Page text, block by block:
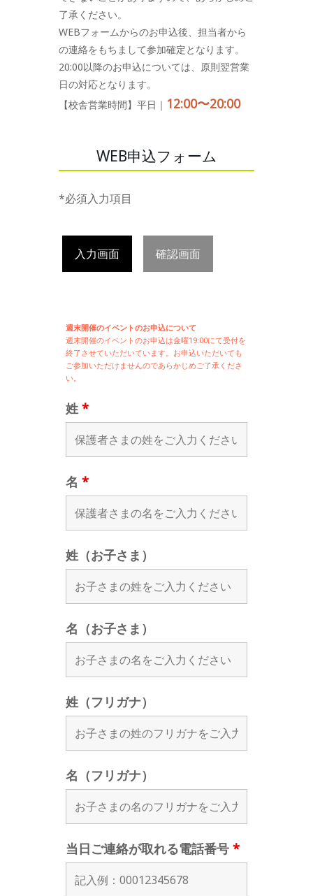
了承ください。
WEBフォームからのお申込後、担当者から
の連絡をもちまして参加確定となります。
20:00以降のお申込については、原則翌営業
日の対応となります。
【校舎営業時間】平日｜ 12:00〜20:00
WEB申込フォーム
*必須入力項目
入力画面 確認画面
週末開催のイベントのお申込について
週末開催のイベントのお申込は金曜19:00にて受付を
終了させていただいています。お申込いただいても
ご参加いただけませんのであらかじめご了承くださ
い。
姓 *
名 *
姓（お子さま）
名（お子さま）
姓（フリガナ）
名（フリガナ）
当日ご連絡が取れる電話番号 *